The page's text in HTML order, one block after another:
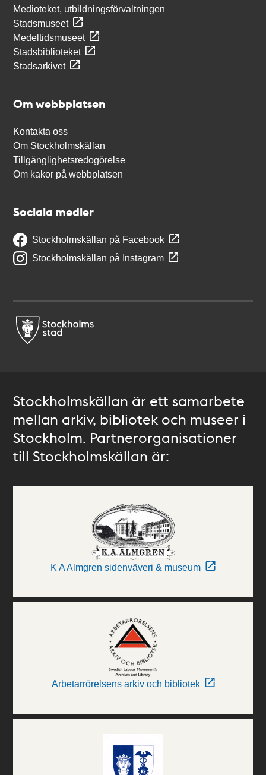
Medioteket, utbildningsförvaltningen
Stadsmuseet
Medeltidsmuseet
Stadsbiblioteket
Stadsarkivet
Om webbplatsen
Kontakta oss
Om Stockholmskällan
Tillgänglighetsredogörelse
Om kakor på webbplatsen
Sociala medier
Stockholmskällan på Facebook
Stockholmskällan på Instagram
Stockholmskällan är ett samarbete
mellan arkiv, bibliotek och museer i
Stockholm. Partnerorganisationer
till Stockholmskällan är:
K A Almgren sidenväveri & museum
Arbetarrörelsens arkiv och bibliotek